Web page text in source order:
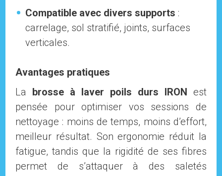
Compatible avec divers supports :
carrelage, sol stratifié, joints, surfaces
verticales.
Avantages pratiques
La brosse à laver poils durs IRON est
pensée pour optimiser vos sessions de
nettoyage : moins de temps, moins d’effort,
meilleur résultat. Son ergonomie réduit la
fatigue, tandis que la rigidité de ses fibres
permet de s’attaquer à des saletés